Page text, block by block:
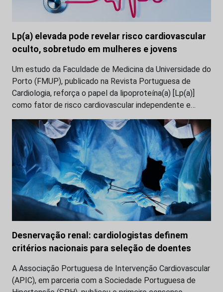
Lp(a) elevada pode revelar risco cardiovascular
oculto, sobretudo em mulheres e jovens
Um estudo da Faculdade de Medicina da Universidade do
Porto (FMUP), publicado na Revista Portuguesa de
Cardiologia, reforça o papel da lipoproteína(a) [Lp(a)]
como fator de risco cardiovascular independente e…
Desnervação renal: cardiologistas definem
critérios nacionais para seleção de doentes
A Associação Portuguesa de Intervenção Cardiovascular
(APIC), em parceria com a Sociedade Portuguesa de